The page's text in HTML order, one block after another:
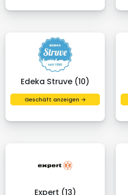
Edeka Struve (10)
Geschäft anzeigen →
Expert (13)